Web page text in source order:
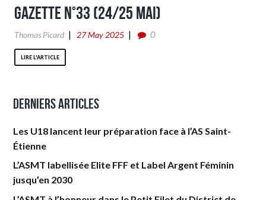
Gazette n°33 (24/25 Mai)
Thomas Picard 27 May 2025 0
LIRE L'ARTICLE
Derniers articles
Les U18 lancent leur préparation face à l’AS Saint-
Étienne
L’ASMT labellisée Elite FFF et Label Argent Féminin
jusqu’en 2030